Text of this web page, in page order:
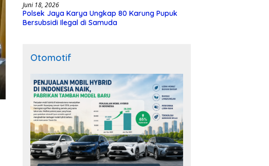
Juni 18, 2026
Polsek Jaya Karya Ungkap 80 Karung Pupuk
Bersubsidi Ilegal di Samuda
Otomotif